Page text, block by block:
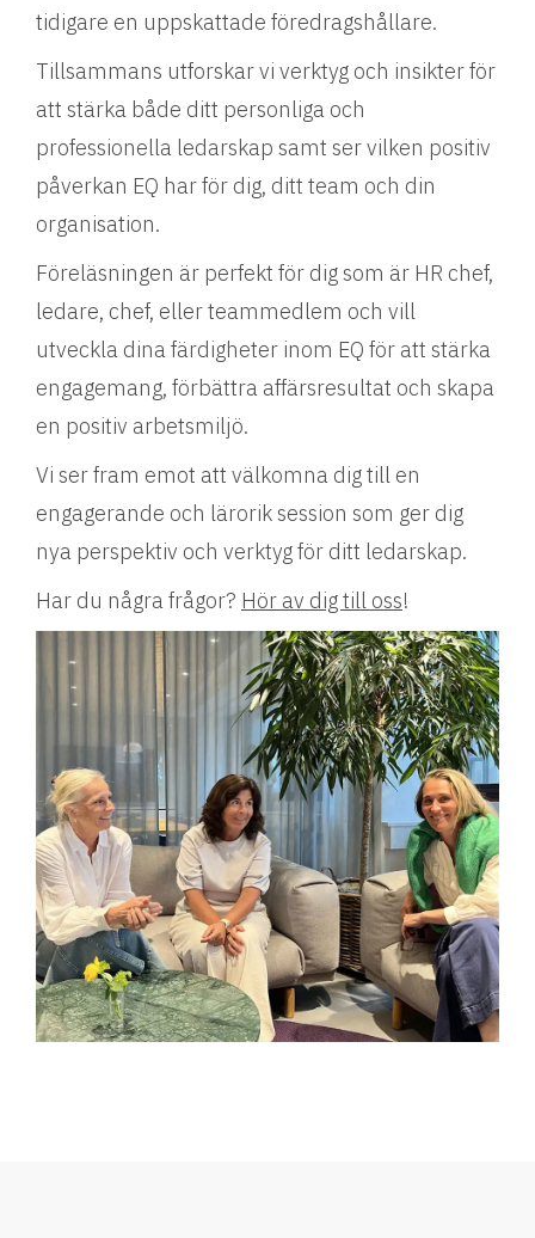
tidigare en uppskattade föredragshållare.
Tillsammans utforskar vi verktyg och insikter för
att stärka både ditt personliga och
professionella ledarskap samt ser vilken positiv
påverkan EQ har för dig, ditt team och din
organisation.
Föreläsningen är perfekt för dig som är HR chef,
ledare, chef, eller teammedlem och vill
utveckla dina färdigheter inom EQ för att stärka
engagemang, förbättra affärsresultat och skapa
en positiv arbetsmiljö.
Vi ser fram emot att välkomna dig till en
engagerande och lärorik session som ger dig
nya perspektiv och verktyg för ditt ledarskap.
Har du några frågor? Hör av dig till oss!